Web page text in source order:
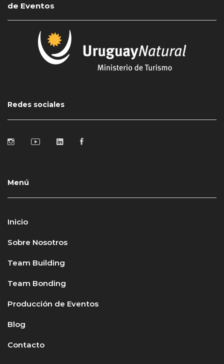
de Eventos
Redes sociales
Menú
Inicio
Sobre Nosotros
Team Building
Team Bonding
Producción de Eventos
Blog
Contacto